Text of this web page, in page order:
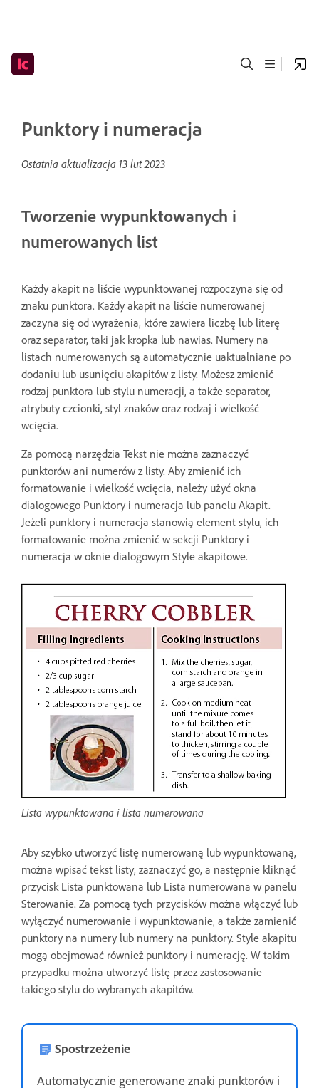
Punktory i numeracja
Ostatnia aktualizacja 13 lut 2023
Tworzenie wypunktowanych i
numerowanych list
Każdy akapit na liście wypunktowanej rozpoczyna się od
znaku punktora. Każdy akapit na liście numerowanej
zaczyna się od wyrażenia, które zawiera liczbę lub literę
oraz separator, taki jak kropka lub nawias. Numery na
listach numerowanych są automatycznie uaktualniane po
dodaniu lub usunięciu akapitów z listy. Możesz zmienić
rodzaj punktora lub stylu numeracji, a także separator,
atrybuty czcionki, styl znaków oraz rodzaj i wielkość
wcięcia.
Za pomocą narzędzia Tekst nie można zaznaczyć
punktorów ani numerów z listy. Aby zmienić ich
formatowanie i wielkość wcięcia, należy użyć okna
dialogowego Punktory i numeracja lub panelu Akapit.
Jeżeli punktory i numeracja stanowią element stylu, ich
formatowanie można zmienić w sekcji Punktory i
numeracja w oknie dialogowym Style akapitowe.
Lista wypunktowana i lista numerowana
Aby szybko utworzyć listę numerowaną lub wypunktowaną,
można wpisać tekst listy, zaznaczyć go, a następnie kliknąć
przycisk Lista punktowana lub Lista numerowana w panelu
Sterowanie. Za pomocą tych przycisków można włączyć lub
wyłączyć numerowanie i wypunktowanie, a także zamienić
punktory na numery lub numery na punktory. Style akapitu
mogą obejmować również punktory i numerację. W takim
przypadku można utworzyć listę przez zastosowanie
takiego stylu do wybranych akapitów.
Spostrzeżenie
Automatycznie generowane znaki punktorów i